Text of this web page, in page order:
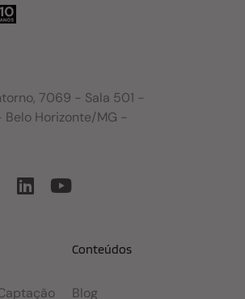
7069 - Sala 501 -
Belo Horizonte/MG -
Conteúdos
Blog